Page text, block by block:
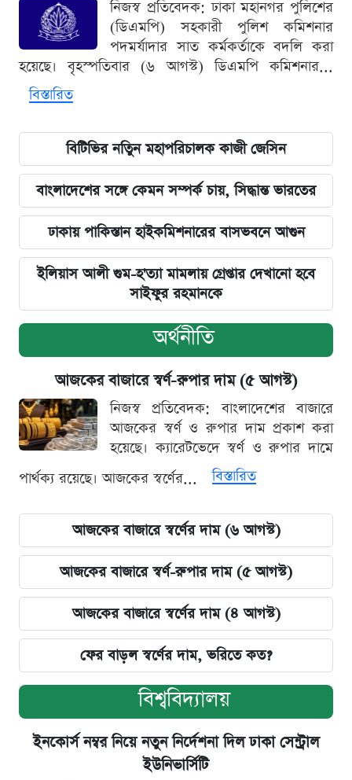
নিজস্ব প্রতিবেদক: ঢাকা মহানগর পুলিশের
(ডিএমপি) সহকারী পুলিশ কমিশনার
পদমর্যাদার সাত কর্মকর্তাকে বদলি করা
হয়েছে। বৃহস্পতিবার (৬ আগস্ট) ডিএমপি কমিশনার...
বিস্তারিত
বিটিভির নতিুন মহাপরিচালক কাজী জেসিন
বাংলাদেশের সঙ্গে কেমন সম্পর্ক চায়, সিদ্ধান্ত ভারতের
ঢাকায় পাকিস্তান হাইকমিশনারের বাসভবনে আগুন
ইলিয়াস আলী গুম-হ'ত্যা মামলায় গ্রেপ্তার দেখানো হবে
সাইফুর রহমানকে
অর্থনীতি
আজকের বাজারে স্বর্ণ-রুপার দাম (৫ আগস্ট)
নিজস্ব প্রতিবেদক: বাংলাদেশের বাজারে
আজকের স্বর্ণ ও রুপার দাম প্রকাশ করা
হয়েছে। ক্যারেটভেদে স্বর্ণ ও রুপার দামে
পার্থক্য রয়েছে। আজকের স্বর্ণের...
বিস্তারিত
আজকের বাজারে স্বর্ণের দাম (৬ আগস্ট)
আজকের বাজারে স্বর্ণ-রুপার দাম (৫ আগস্ট)
আজকের বাজারে স্বর্ণের দাম (৪ আগস্ট)
ফের বাড়ল স্বর্ণের দাম, ভরিতে কত?
বিশ্ববিদ্যালয়
ইনকোর্স নম্বর নিয়ে নতুন নির্দেশনা দিল ঢাকা সেন্ট্রাল
ইউনিভার্সিটি